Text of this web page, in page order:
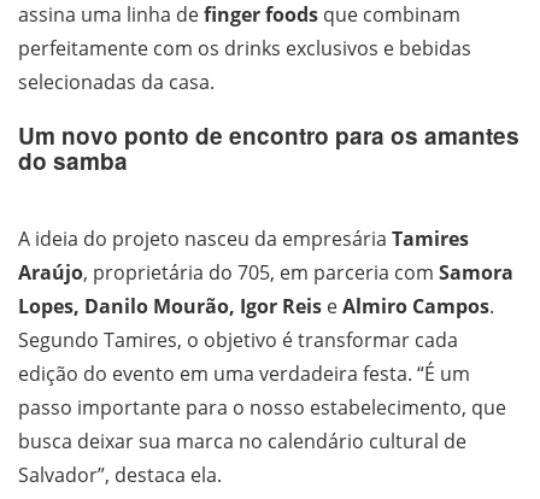
assina uma linha definger foods que combinam
perfeitamente com os drinks exclusivos e bebidas
selecionadas da casa.
Um novo ponto de encontro para os amantes
do samba
A ideia do projeto nasceu da empresária Tamires
Araújo, proprietária do 705, em parceria com Samora
Lopes, Danilo Mourão, Igor Reis eAlmiro Campos.
Segundo Tamires, o objetivo é transformar cada
edição do evento em uma verdadeira festa. “É um
passo importante para o nosso estabelecimento, que
busca deixar sua marca no calendário cultural de
Salvador”, destaca ela.